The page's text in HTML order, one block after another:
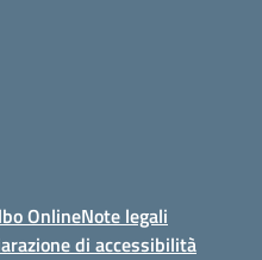
OnlineNote legali
di accessibilità